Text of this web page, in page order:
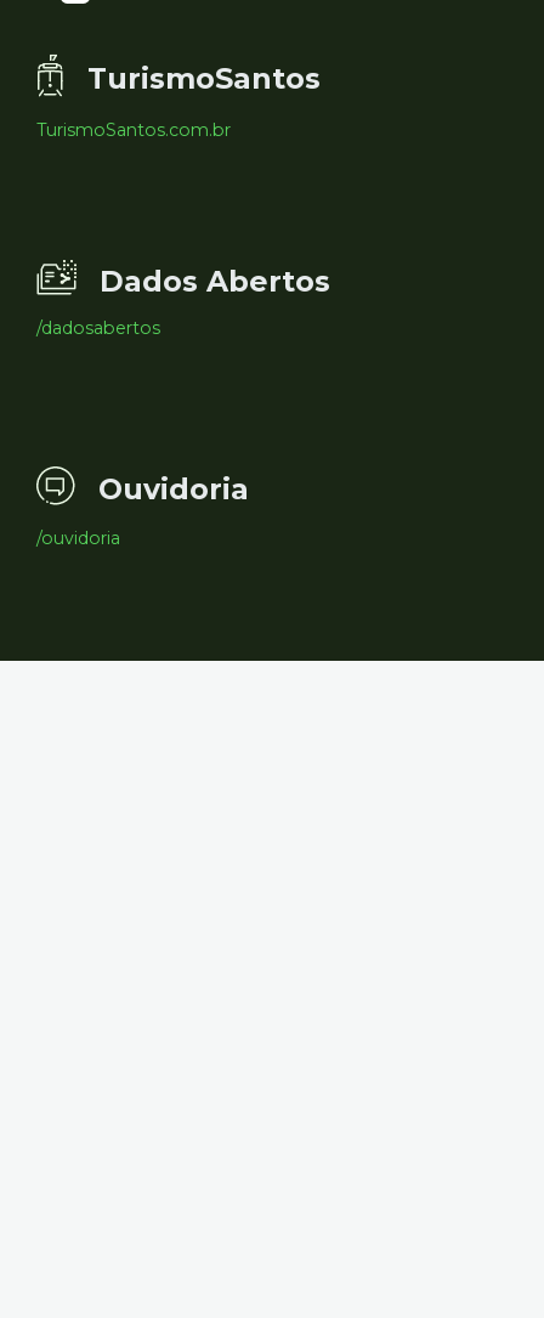
TurismoSantos
TurismoSantos.com.br
Dados Abertos
/dadosabertos
Ouvidoria
/ouvidoria